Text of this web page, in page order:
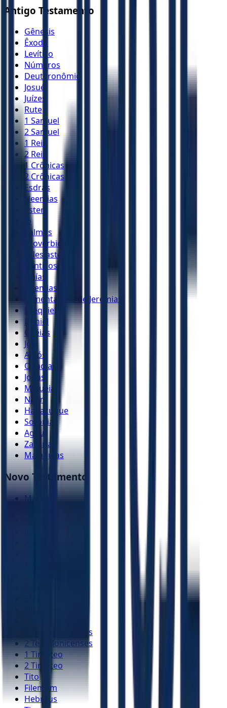
Antigo Testamento
Gênesis
Êxodo
Levítico
Números
Deuteronômio
Josué
Juízes
Rute
1 Samuel
2 Samuel
1 Reis
2 Reis
1 Crônicas
2 Crônicas
Esdras
Neemias
Ester
Jó
Salmos
Provérbios
Eclesiastes
Cânticos
Isaías
Jeremias
Lamentações de Jeremias
Ezequiel
Daniel
Oséias
Joel
Amós
Obadias
Jonas
Miquéias
Naum
Habacuque
Sofonias
Ageu
Zacarias
Malaquias
Novo Testamento
Mateus
1 Tessalonicenses
2 Tessalonicenses
1 Timóteo
2 Timóteo
Tito
Filemom
Hebreus